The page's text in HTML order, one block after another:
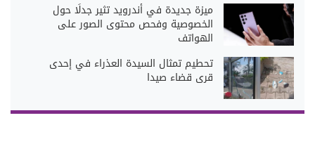
ميزة جديدة في أندرويد تثير جدلًا حول
الخصوصية وفحص محتوى الصور على
الهواتف
تحطيم تمثال السيدة العذراء في إحدى
قرى قضاء صيدا